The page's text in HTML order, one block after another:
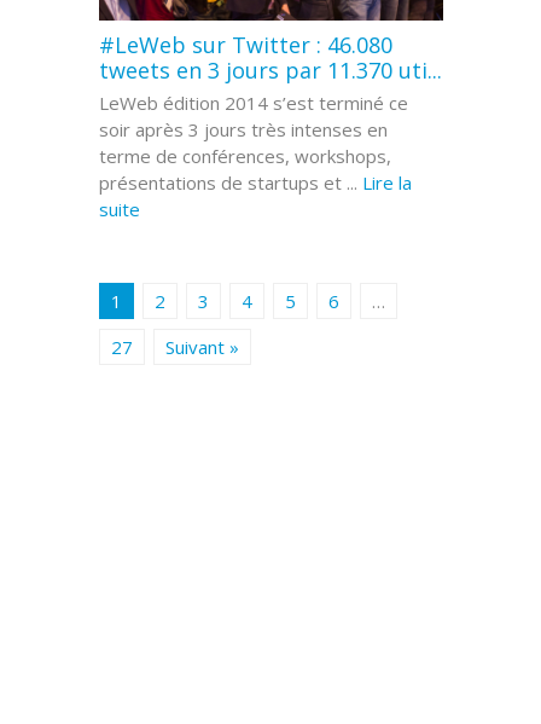
#LeWeb sur Twitter : 46.080
tweets en 3 jours par 11.370 uti...
LeWeb édition 2014 s’est terminé ce
soir après 3 jours très intenses en
terme de conférences, workshops,
présentations de startups et ... Lire la
suite
1 2 3 4 5 6
…
27
Suivant »